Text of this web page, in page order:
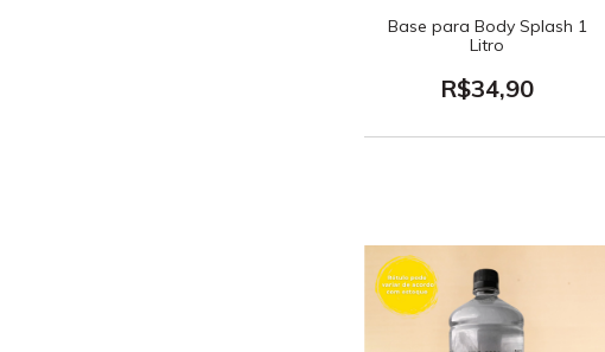
Base para Body Splash 1
Litro
R$34,90